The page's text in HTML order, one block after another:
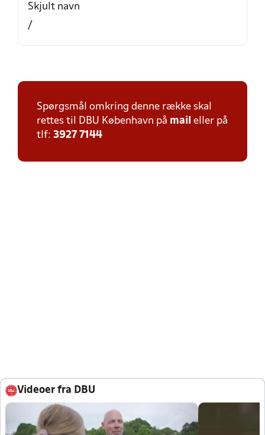
Skjult navn
/
Spørgsmål omkring denne række skal
rettes til DBU København på mail eller på
tlf: 3927 7144
Videoer fra DBU